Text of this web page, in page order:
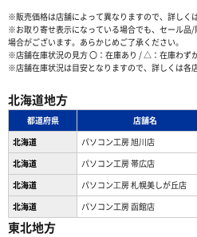
※販売価格は店舗によって異なりますので、詳しく
※お取り寄せ表示になっている場合でも、セール品
場合がございます。あらかじめご了承ください。
※店舗在庫状況の見方 〇：在庫あり / △：在庫わず
※店舗在庫状況は目安となりますので、詳しくは各
北海道地方
都道府県 店舗名
北海道
パソコン工房 旭川店
北海道
パソコン工房 帯広店
北海道
パソコン⼯房 札幌美しが丘店
北海道
パソコン工房 函館店
東北地方